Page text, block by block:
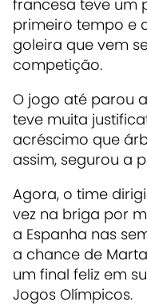
francesa teve um
primeiro tempo e
goleira que vem
competição.
O jogo até parou
teve muita
acréscimo que
assim, segurou a
Agora, o time
vez na briga por
a Espanha nas
a chance de
um final feliz em
Jogos Olímpicos.